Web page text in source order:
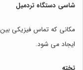
شاسی دستگاه تردمیل
مکانی که تماس فیزیکی
ایجاد می شود.